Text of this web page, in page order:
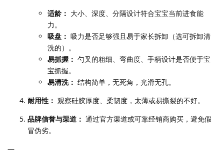
适龄： 大小、深度、分隔设计符合宝宝当前进食能
力。
吸盘： 吸力是否足够强且易于家长拆卸（选可拆卸清
洗的）。
易抓握： 勺叉的粗细、弯曲度、手柄设计是否便于宝
宝抓握。
易清洗： 结构简单，无死角，光滑无孔。
耐用性： 观察硅胶厚度、柔韧度，太薄或易撕裂的不好。
品牌信誉与渠道： 通过官方渠道或可靠经销商购买，避免假
冒伪劣。
—